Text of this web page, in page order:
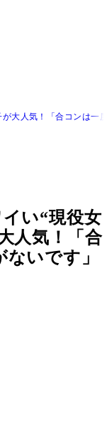
大人気！「合コンは一
イい“現役女
人気！「合
いです」